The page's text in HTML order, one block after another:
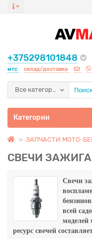
+375298101848
мтс склад/доставка
Все категории
Категории
ЗАПЧАСТИ МОТО-
СВЕЧИ
Свечи
всей
моделей
ресурс свечей